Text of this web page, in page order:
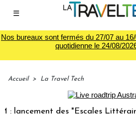
☰
Nos bureaux sont fermés du 27/07 au
quotidienne le 24/08/
Accueil > La Travel Tech
des "Escales Littéraires",